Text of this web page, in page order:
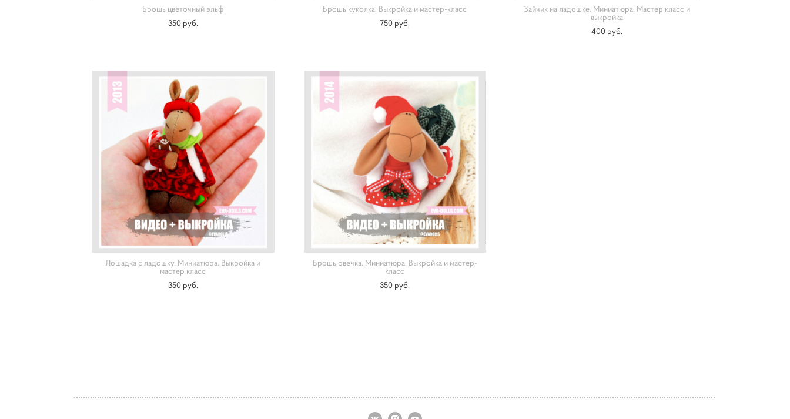
Брошь цветочный эльф
350 pуб.
Брошь куколка. Выкройка и мастер-класс
750 pуб.
Зайчик на ладошке. Миниатюра. Мастер класс и
выкройка
400 pуб.
Лошадка с ладошку. Миниатюра. Выкройка и
мастер класс
350 pуб.
Брошь овечка. Миниатюра. Выкройка и мастер-
класс
350 pуб.